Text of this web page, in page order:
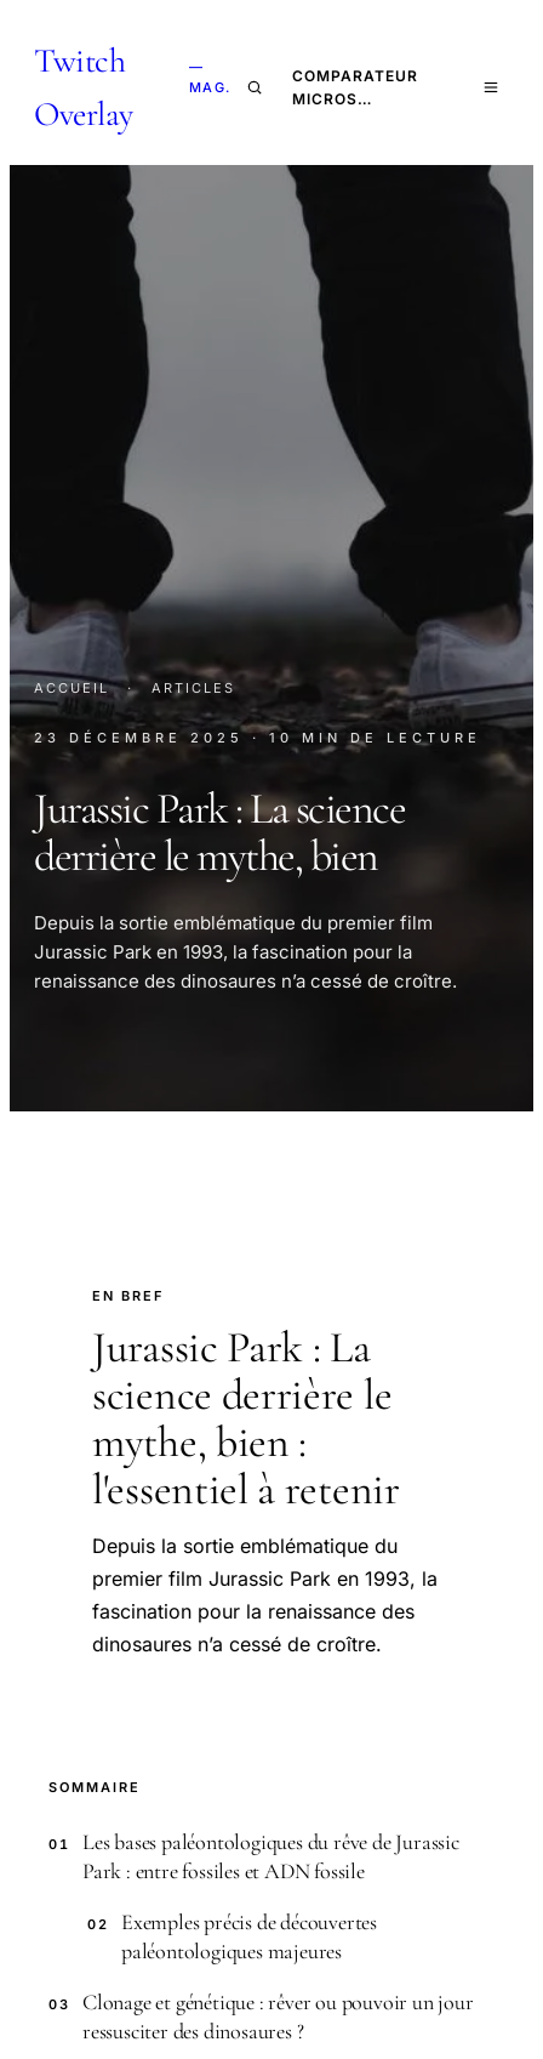
Twitch
Overlay
—
MAG.
COMPARATEUR
MICROS…
ACCUEIL · ARTICLES
23 DÉCEMBRE 2025 · 10 MIN DE LECTURE
Jurassic Park : La science
derrière le mythe, bien
Depuis la sortie emblématique du premier film
Jurassic Park en 1993, la fascination pour la
renaissance des dinosaures n’a cessé de croître.
EN BREF
Jurassic Park : La
science derrière le
mythe, bien :
l'essentiel à retenir
Depuis la sortie emblématique du
premier film Jurassic Park en 1993, la
fascination pour la renaissance des
dinosaures n’a cessé de croître.
SOMMAIRE
01
Les bases paléontologiques du rêve de Jurassic
Park : entre fossiles et ADN fossile
02
Exemples précis de découvertes
paléontologiques majeures
03
Clonage et génétique : rêver ou pouvoir un jour
ressusciter des dinosaures ?